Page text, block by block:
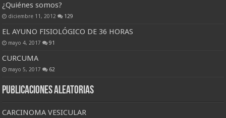
¿Quiénes somos?
diciembre 11, 2012 129
EL AYUNO FISIOLÓGICO DE 36 HORAS
mayo 4, 2017 91
CURCUMA
mayo 5, 2017 62
Publicaciones Aleatorias
CARCINOMA VESICULAR